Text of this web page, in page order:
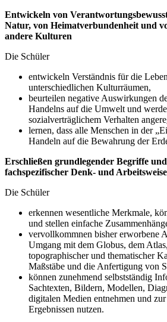
Entwickeln von
Natur, von Heimatverbundenheit und
andere Kulturen
Die Schüler
entwickeln Verständnis für die
unterschiedlichen Kulturräumen,
beurteilen negative Auswirkungen
Handelns auf die Umwelt und
sozialverträglichem Verhalten
lernen, dass alle Menschen in der
Handeln auf die Bewahrung der
Erschließen grundlegender Begriffe
fachspezifischer Denk- und
Die Schüler
erkennen wesentliche Merkmale,
und stellen einfache
vervollkommnen bisher erworbene
Umgang mit dem Globus, dem
topographischer und thematischer
Maßstäbe und die Anfertigung von
können zunehmend selbstständig
Sachtexten, Bildern, Modellen,
digitalen Medien entnehmen und
Ergebnissen nutzen.